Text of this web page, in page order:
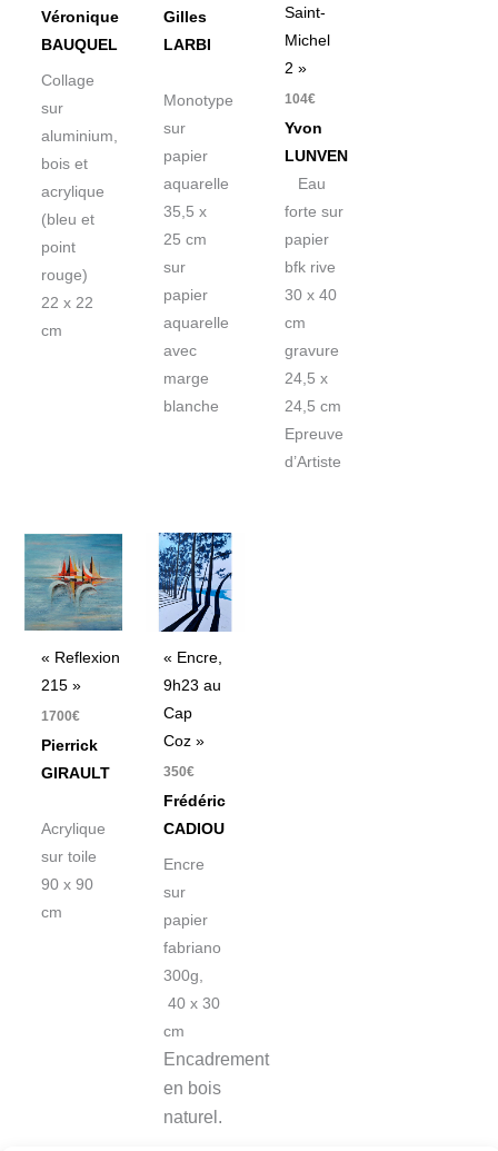
Véronique
BAUQUEL
Collage
sur
aluminium,
bois et
acrylique
(bleu et
point
rouge)
22 x 22
cm
Gilles
LARBI
Monotype
sur
papier
aquarelle
35,5 x
25 cm
sur
papier
aquarelle
avec
marge
blanche
Saint-
Michel
2 »
104€
Yvon
LUNVEN
Eau
forte sur
papier
bfk rive
30 x 40
cm
gravure
24,5 x
24,5 cm
Epreuve
d’Artiste
« Reflexion
215 »
1700€
Pierrick
GIRAULT
Acrylique
sur toile
90 x 90
cm
« Encre,
9h23 au
Cap
Coz »
350€
Frédéric
CADIOU
Encre
sur
papier
fabriano
300g,
40 x 30
cm
Encadrement
en bois
naturel.